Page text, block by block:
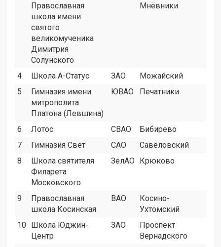
Православная
школа имени
святого
великомученика
Димитрия
Солунского
Мнёвники
4 Школа А-Статус ЗАО Можайский
5
Гимназия имени
митрополита
Платона (Левшина)
ЮВАО Печатники
6 Лотос СВАО Бибирево
7
Гимназия Свет САО Савёловский
8
Школа святителя
Филарета
Московского
ЗелАО Крюково
9
Православная
школа Косинская
ВАО
Косино-
Ухтомский
10 Школа Юджин-
Центр
ЗАО
Проспект
Вернадского